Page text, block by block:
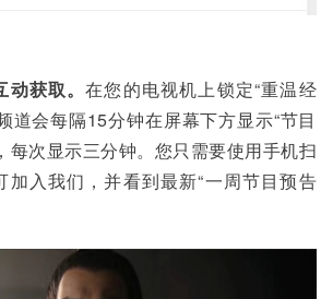
动获取。在您的电视机上锁定“重温经
道会每隔15分钟在屏幕下方显示“节目
每次显示三分钟。您只需要使用手机扫
加入我们，并看到最新“一周节目预告